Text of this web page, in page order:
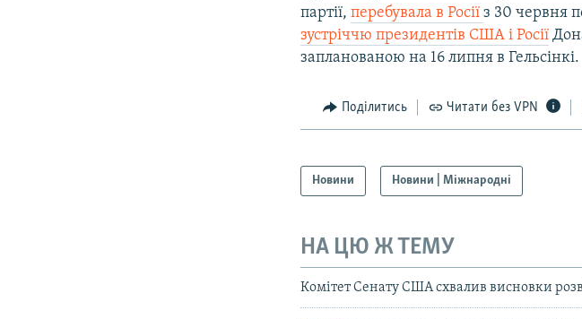
партії,перебувала в Росіїз 30 червня
зустріччю президентів США і Росії
запланованою на 16 липня в Гельсінкі.
Поділитись Читати без VPN
Новини Новини | Міжнародні
НА ЦЮ Ж ТЕМУ
Комітет Сенату США схвалив висновки